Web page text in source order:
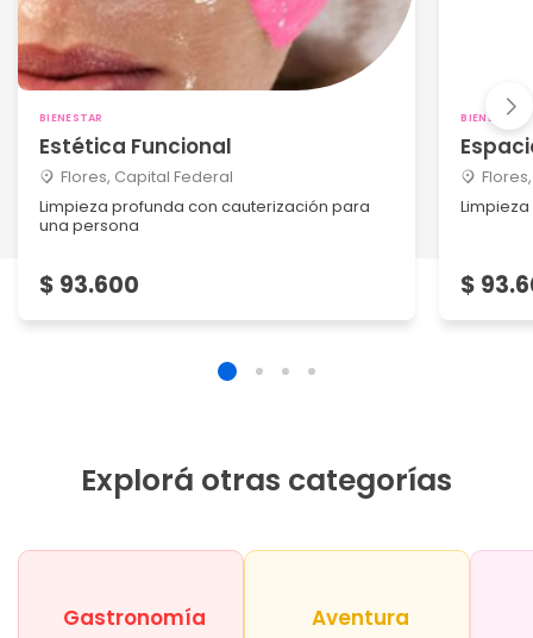
BIENESTAR
Estética Funcional
Flores, Capital Federal
Limpieza profunda con cauterización para
una persona
$ 93.600
BIENESTAR
$
Explorá otras categorías
Gastronomía Aventura